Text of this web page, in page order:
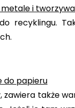
i
recyklingu.
do papieru
także